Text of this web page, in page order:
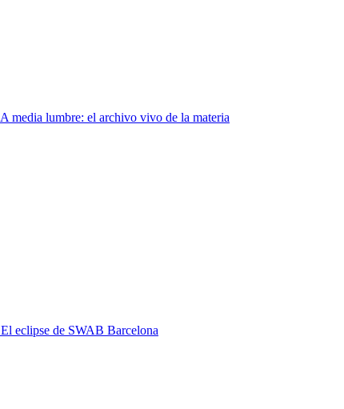
A media lumbre: el archivo vivo de la materia
El eclipse de SWAB Barcelona